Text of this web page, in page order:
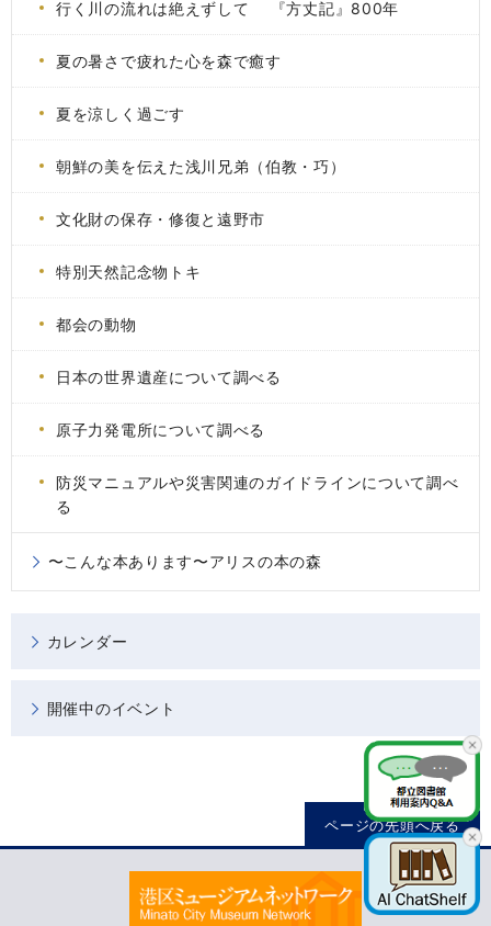
行く川の流れは絶えずして 『方丈記』800年
夏の暑さで疲れた心を森で癒す
夏を涼しく過ごす
朝鮮の美を伝えた浅川兄弟（伯教・巧）
文化財の保存・修復と遠野市
特別天然記念物トキ
都会の動物
日本の世界遺産について調べる
原子力発電所について調べる
防災マニュアルや災害関連のガイドラインについて調べ
る
〜こんな本あります〜アリスの本の森
カレンダー
開催中のイベント
ページの先頭へ戻る